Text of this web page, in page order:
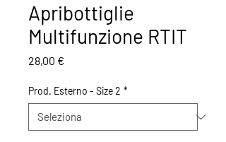
Apribottiglie
Multifunzione RTIT
28,00 €
Prod. Esterno - Size 2 *